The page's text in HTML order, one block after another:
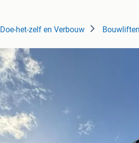
Doe-het-zelf en Verbouw Bouwliften